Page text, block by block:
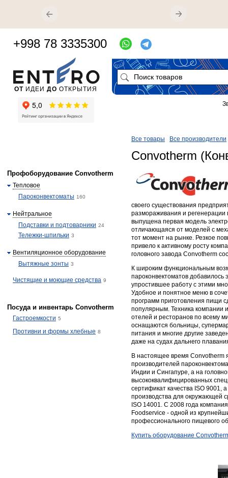
Все товары Все производители
Convotherm
своего существования
размораживания и регенерации
выпущена первая модель
отличающаяся от моделей с
тот момент на рынке. Резкое
привело к активному росту
головного завода Convotherm
К широким функциональным
пароконвектоматов добавилось
упростившее работу с этими
Удобное и понятное меню в
программ приготовления пищи
популярным. Техника компании
отелей и ресторанов по всему
оснащаются больницы,
питания и многие другие
даже на судах дальнего
В настоящее время Convotherm
производителей
Индии и Сингапуре, а на
высококвалифицированных
сертификат качества ISO 9001,
производства для окружающей
ISO 14001. С 2008 года
Foodservice - одной из
профессионального пищевого
Купить оборудование
Профоборудование Convotherm
Тепловое
Пароконвектоматы 160
Нейтральное
Подставки и подтоварники 24
Тележки-шпильки 3
Вентиляционное оборудование
Вытяжные зонты 3
Чистящие и моющие средства 9
Посуда и инвентарь Convotherm
Гастроемкости 5
Противни и формы хлебные 8
ОТ ИДЕИ ДО ОТКРЫТИЯ
+998 78 3335300